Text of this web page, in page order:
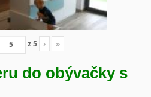
z5 › »
do obývačky s